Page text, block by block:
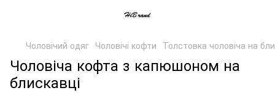
Чоловічий одяг Чоловічі кофти Толстовка чоловіча на
Чоловіча кофта з капюшоном на
блискавці